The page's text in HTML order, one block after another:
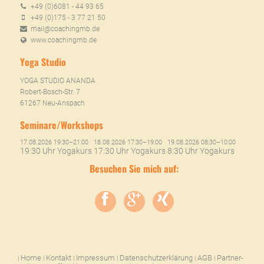
+49 (0)6081 - 44 93 65
+49 (0)175 - 3 77 21 50
mail@coachingmb.de
www.coachingmb.de
Yoga Studio
YOGA STUDIO ANANDA
Robert-Bosch-Str. 7
61267 Neu-Anspach
Seminare/Workshops
17.08.2026 19:30–21:00
19:30 Uhr Yogakurs
18.08.2026 17:30–19:00
17:30 Uhr Yogakurs
19.08.2026 08:30–10:00
8:30 Uhr Yogakurs
Besuchen Sie mich auf:
| Home | Kontakt | Impressum | Datenschutzerklärung | AGB | Partner-